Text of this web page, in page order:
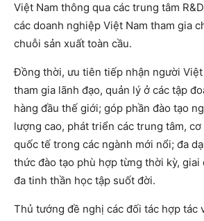
Việt Nam thông qua các trung tâm
các doanh nghiệp Việt Nam tham gia
chuỗi sản xuất toàn cầu.
Đồng thời, ưu tiên tiếp nhận người Việt
tham gia lãnh đạo, quản lý ở các tập
hàng đầu thế giới; góp phần đào tạo
lượng cao, phát triển các trung tâm, cơ
quốc tế trong các ngành mới nổi; đa
thức đào tạo phù hợp từng thời kỳ, giai
đa tinh thần học tập suốt đời.
Thủ tướng đề nghị các đối tác hợp tác